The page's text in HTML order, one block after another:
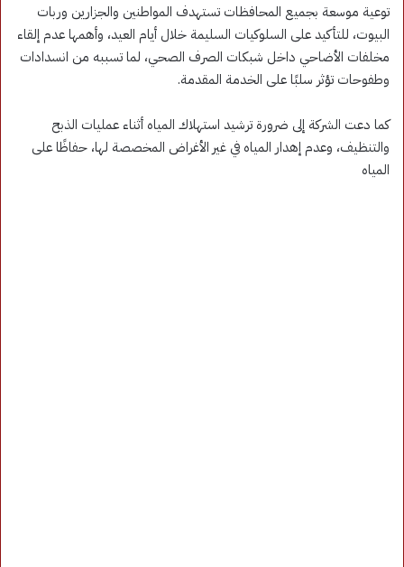
توعية موسعة بجميع المحافظات تستهدف المواطنين والجزارين وربات
البيوت، للتأكيد على السلوكيات السليمة خلال أيام العيد، وأهمها عدم إلقاء
مخلفات الأضاحي داخل شبكات الصرف الصحي، لما تسببه من انسدادات
وطفوحات تؤثر سلبًا على الخدمة المقدمة.
كما دعت الشركة إلى ضرورة ترشيد استهلاك المياه أثناء عمليات الذبح
والتنظيف، وعدم إهدار المياه في غير الأغراض المخصصة لها، حفاظًا على
المياه